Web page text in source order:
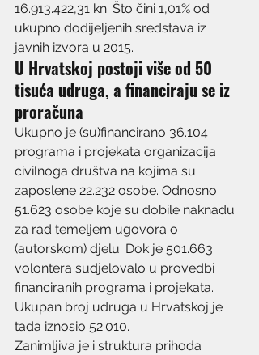
16.913.422,31 kn. Što čini 1,01% od
ukupno dodijeljenih sredstava iz
javnih izvora u 2015.
U Hrvatskoj postoji više od 50
tisuća udruga, a financiraju se iz
proračuna
Ukupno je (su)financirano 36.104
programa i projekata organizacija
civilnoga društva na kojima su
zaposlene 22.232 osobe. Odnosno
51.623 osobe koje su dobile naknadu
za rad temeljem ugovora o
(autorskom) djelu. Dok je 501.663
volontera sudjelovalo u provedbi
financiranih programa i projekata.
Ukupan broj udruga u Hrvatskoj je
tada iznosio 52.010.
Zanimljiva je i struktura prihoda